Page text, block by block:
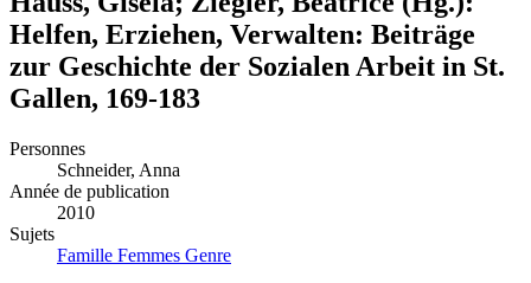
Helfen, Erziehen, Verwalten: Beiträge
zur Geschichte der Sozialen Arbeit in St.
Gallen, 169-183
Personnes
Schneider, Anna
Année de publication
2010
Sujets
Famille Femmes Genre